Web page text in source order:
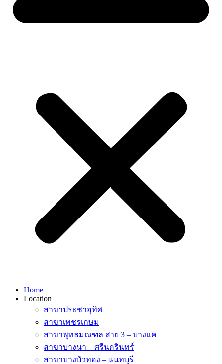
Home
Location
สาขาประชาอุทิศ
สาขาเพชรเกษม
สาขาพุทธมณฑล สาย 3 – บางแค
สาขาบางนา – ศรีนครินทร์
สาขาบางบัวทอง – นนทบุรี